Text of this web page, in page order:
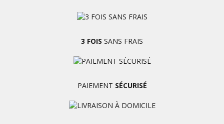
3 FOIS SANS FRAIS
PAIEMENT SÉCURISÉ